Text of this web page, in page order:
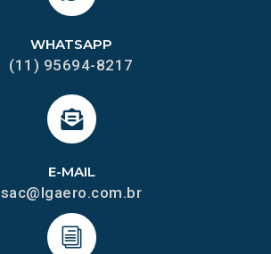
E-MAIL
sac@lgaero.com.br
WHATSAPP
(11) 95694-8217